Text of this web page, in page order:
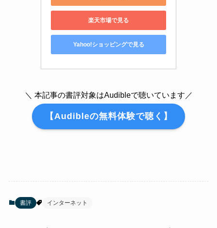
楽天市場で見る
Yahoo!ショッピングで見る
＼ 本記事の書評対象はAudibleで聴いています／
【Audibleの無料体験で聴く】
書評 インターネット